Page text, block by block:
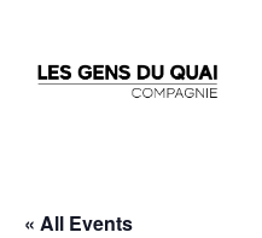
« All Events